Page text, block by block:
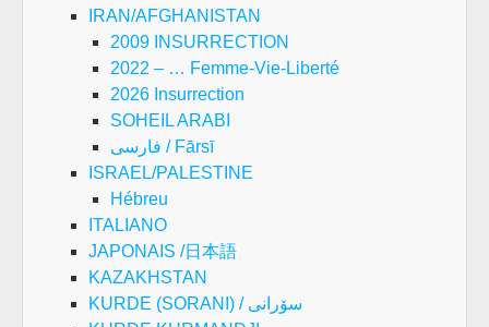
IRAN/AFGHANISTAN
2009 INSURRECTION
2022 – … Femme-Vie-Liberté
2026 Insurrection
SOHEIL ARABI
فارسی / Fārsī
ISRAEL/PALESTINE
Hébreu
ITALIANO
JAPONAIS /日本語
KAZAKHSTAN
KURDE (SORANI) / سۆرانی